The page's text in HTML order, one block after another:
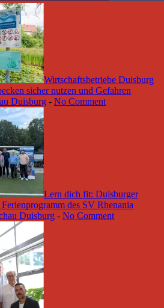
Wirtschaftsbetriebe Duisburg
sicher nutzen und Gefahren
Duisburg - No Comment
Lern dich fit: Duisburger
des SV Rhenania
Duisburg - No Comment